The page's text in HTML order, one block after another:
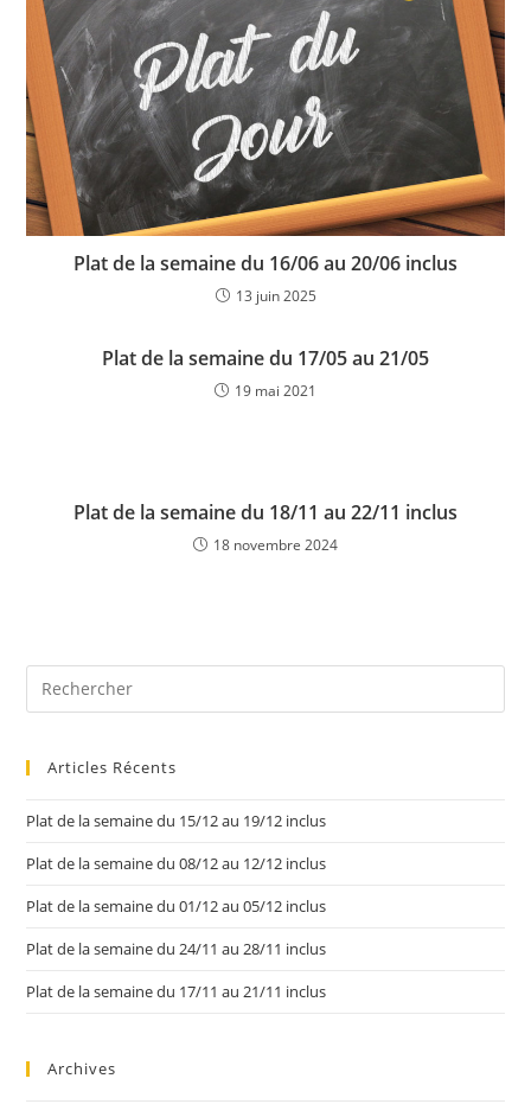
Plat de la semaine du 16/06 au 20/06 inclus
13 juin 2025
Plat de la semaine du 17/05 au 21/05
19 mai 2021
Plat de la semaine du 18/11 au 22/11 inclus
18 novembre 2024
Articles Récents
Plat de la semaine du 15/12 au 19/12 inclus
Plat de la semaine du 08/12 au 12/12 inclus
Plat de la semaine du 01/12 au 05/12 inclus
Plat de la semaine du 24/11 au 28/11 inclus
Plat de la semaine du 17/11 au 21/11 inclus
Archives